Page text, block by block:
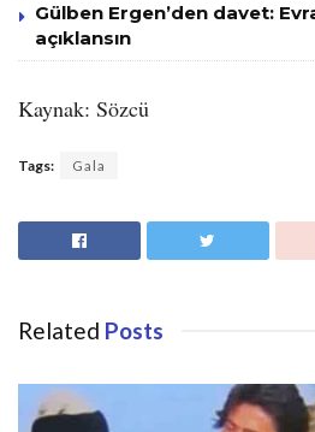
Gülben Ergen’den davet:
açıklansın
Kaynak: Sözcü
Tags: Gala
Related Posts